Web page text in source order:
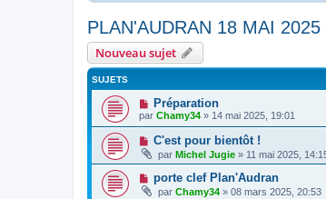
PLAN'AUDRAN 18 MAI 2025
Nouveau sujet
SUJETS
Préparation
par Chamy34 » 14 mai 2025, 19:01
C'est pour bientôt !
par Michel Jugie » 11 mai 2025,
porte clef Plan'Audran
par Chamy34 » 08 mars 2025, 20:53